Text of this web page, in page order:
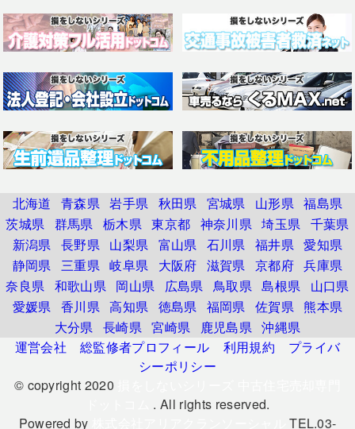
北海道 青森県 岩手県 秋田県 宮城県 山形県 福島県
茨城県 群馬県 栃木県 東京都 神奈川県 埼玉県 千葉県
新潟県 長野県 山梨県 富山県 石川県 福井県 愛知県
静岡県 三重県 岐阜県 大阪府 滋賀県 京都府 兵庫県
奈良県 和歌山県 岡山県 広島県 鳥取県 島根県
山口県
愛媛県 香川県 高知県 徳島県 福岡県 佐賀県 熊本県
大分県 長崎県 宮崎県 鹿児島県 沖縄県
運営会社
総監修者プロフィール 利用規約
プライバ
シーポリシー
© copyright 2020
. All rights reserved.
Powered by
TEL.03-